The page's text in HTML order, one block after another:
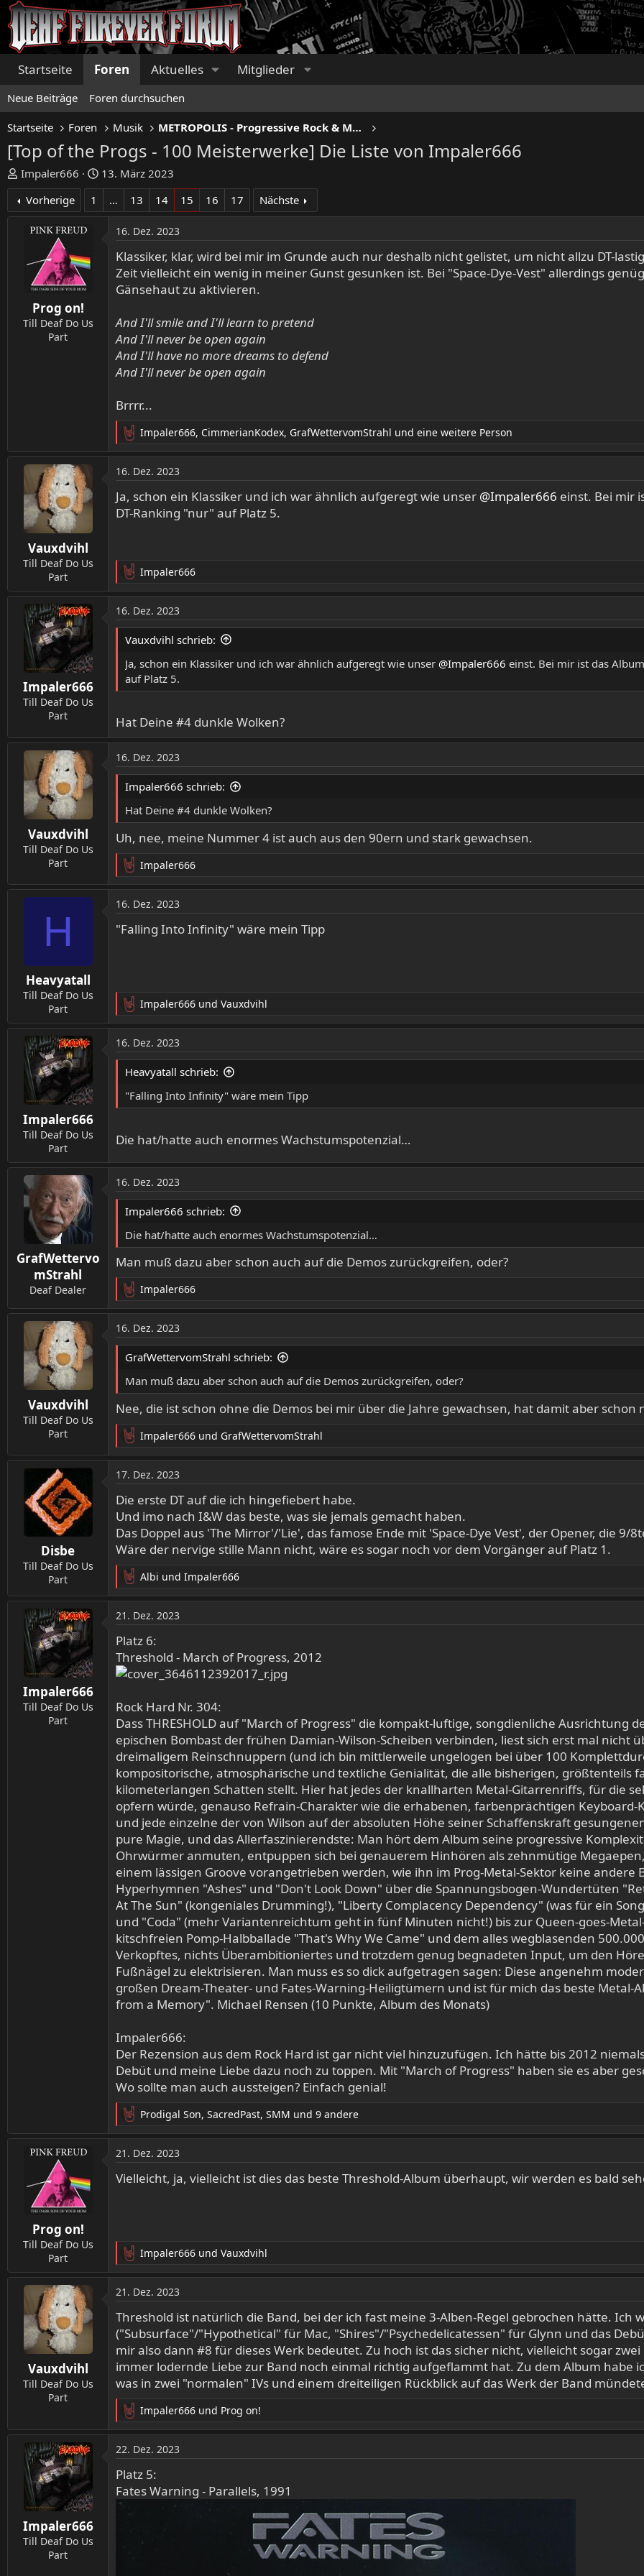
Startseite Foren Aktuelles Mitglieder
Neue Beiträge Foren durchsuchen
Startseite Foren Musik METROPOLIS - Progressive Rock & Metal
[Top of the Progs - 100 Meisterwerke] Die Liste von Impaler666
E
r
t
Impaler666
E
r
t
13. März 2023
Vorherige
1 … 13 14 15 16 17 Nächste
Prog on!
Till Deaf Do Us
Part
16. Dez. 2023
Klassiker, klar, wird bei mir im Grunde auch nur deshalb nicht gelistet, um nicht allzu DT-
Zeit vielleicht ein wenig in meiner Gunst gesunken ist. Bei "Space-Dye-Vest" allerdings
Gänsehaut zu aktivieren.
And I'll smile and I'll learn to pretend
And I'll never be open again
And I'll have no more dreams to defend
And I'll never be open again
Brrrr...
R
e
a
k
t
i
o
n
Impaler666, CimmerianKodex, GrafWettervomStrahl und eine weitere Person
Vauxdvihl
Till Deaf Do Us
Part
16. Dez. 2023
Ja, schon ein Klassiker und ich war ähnlich aufgeregt wie unser @Impaler666 einst. Bei mir
DT-Ranking "nur" auf Platz 5.
R
e
a
k
t
o
n
e
Impaler666
Impaler666
Till Deaf Do Us
Part
16. Dez. 2023
Vauxdvihl schrieb:
Ja, schon ein Klassiker und ich war ähnlich aufgeregt wie unser @Impaler666 einst. Bei mir ist das
auf Platz 5.
Hat Deine #4 dunkle Wolken?
Vauxdvihl
Till Deaf Do Us
Part
16. Dez. 2023
Impaler666 schrieb:
Hat Deine #4 dunkle Wolken?
Uh, nee, meine Nummer 4 ist auch aus den 90ern und stark gewachsen.
R
e
a
k
t
Impaler666
H
Heavyatall
Till Deaf Do Us
Part
16. Dez. 2023
"Falling Into Infinity" wäre mein Tipp
R
e
a
k
t
o
n
n
:
Impaler666 und Vauxdvihl
Impaler666
Till Deaf Do Us
Part
16. Dez. 2023
Heavyatall schrieb:
"Falling Into Infinity" wäre mein Tipp
Die hat/hatte auch enormes Wachstumspotenzial…
GrafWettervo
mStrahl
Deaf Dealer
16. Dez. 2023
Impaler666 schrieb:
Die hat/hatte auch enormes Wachstumspotenzial…
Man muß dazu aber schon auch auf die Demos zurückgreifen, oder?
R
e
a
k
t
o
n
e
n
Impaler666
Vauxdvihl
Till Deaf Do Us
Part
16. Dez. 2023
GrafWettervomStrahl schrieb:
Man muß dazu aber schon auch auf die Demos zurückgreifen, oder?
Nee, die ist schon ohne die Demos bei mir über die Jahre gewachsen, hat damit aber
R
e
a
k
t
i
o
n
e
Impaler666 und GrafWettervomStrahl
Disbe
Till Deaf Do Us
Part
17. Dez. 2023
Die erste DT auf die ich hingefiebert habe.
Und imo nach I&W das beste, was sie jemals gemacht haben.
Das Doppel aus 'The Mirror'/'Lie', das famose Ende mit 'Space-Dye Vest', der Opener, die 9/
Wäre der nervige stille Mann nicht, wäre es sogar noch vor dem Vorgänger auf Platz 1.
R
e
a
k
t
i
o
n
n
:
Albi und Impaler666
Impaler666
Till Deaf Do Us
Part
21. Dez. 2023
Platz 6:
Threshold - March of Progress, 2012
Rock Hard Nr. 304:
Dass THRESHOLD auf "March of Progress" die kompakt-luftige, songdienliche Ausrichtung
epischen Bombast der frühen Damian-Wilson-Scheiben verbinden, liest sich erst mal nicht
dreimaligem Reinschnuppern (und ich bin mittlerweile ungelogen bei über 100
kompositorische, atmosphärische und textliche Genialität, die alle bisherigen, größtenteils
kilometerlangen Schatten stellt. Hier hat jedes der knallharten Metal-Gitarrenriffs, für die
opfern würde, genauso Refrain-Charakter wie die erhabenen, farbenprächtigen Keyboard-
und jede einzelne der von Wilson auf der absoluten Höhe seiner Schaffenskraft
pure Magie, und das Allerfaszinierendste: Man hört dem Album seine progressive
Ohrwürmer anmuten, entpuppen sich bei genauerem Hinhören als zehnmütige
einem lässigen Groove vorangetrieben werden, wie ihn im Prog-Metal-Sektor keine
Hyperhymnen "Ashes" und "Don't Look Down" über die Spannungsbogen-Wundertüten
At The Sun" (kongeniales Drumming!), "Liberty Complacency Dependency" (was für ein
und "Coda" (mehr Variantenreichtum geht in fünf Minuten nicht!) bis zur Queen-goes-
kitschfreien Pomp-Halbballade "That's Why We Came" und dem alles wegblasenden
Verkopftes, nichts Überambitioniertes und trotzdem genug begnadeten Input, um den
Fußnägel zu elektrisieren. Man muss es so dick aufgetragen sagen: Diese angenehm
großen Dream-Theater- und Fates-Warning-Heiligtümern und ist für mich das beste Metal-
from a Memory". Michael Rensen (10 Punkte, Album des Monats)
Impaler666:
Der Rezension aus dem Rock Hard ist gar nicht viel hinzuzufügen. Ich hätte bis 2012
Debüt und meine Liebe dazu noch zu toppen. Mit "March of Progress" haben sie es aber
Wo sollte man auch aussteigen? Einfach genial!
R
e
a
k
t
Prodigal Son, SacredPast, SMM und 9 andere
Prog on!
Till Deaf Do Us
Part
21. Dez. 2023
Vielleicht, ja, vielleicht ist dies das beste Threshold-Album überhaupt, wir werden es bald
R
e
a
k
t
i
o
n
e
n
Impaler666 und Vauxdvihl
Vauxdvihl
Till Deaf Do Us
Part
21. Dez. 2023
Threshold ist natürlich die Band, bei der ich fast meine 3-Alben-Regel gebrochen hätte. Ich
("Subsurface"/"Hypothetical" für Mac, "Shires"/"Psychedelicatessen" für Glynn und das
mir also dann #8 für dieses Werk bedeutet. Zu hoch ist das sicher nicht, vielleicht sogar
immer lodernde Liebe zur Band noch einmal richtig aufgeflammt hat. Zu dem Album habe
was in zwei "normalen" IVs und einem dreiteiligen Rückblick auf das Werk der Band
R
e
a
k
t
i
o
Impaler666 und Prog on!
Impaler666
Till Deaf Do Us
Part
22. Dez. 2023
Platz 5:
Fates Warning - Parallels, 1991